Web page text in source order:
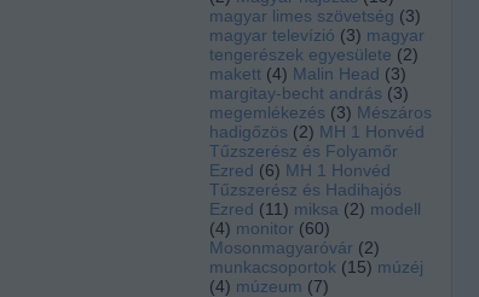
magyar limes szövetség (3)
magyar televízió (3) magyar
tengerészek egyesülete (2)
makett (4) Malin Head (3)
margitay-becht andrás (3)
megemlékezés (3) Mészáros
hadigőzös (2) MH 1 Honvéd
Tűzszerész és Folyamőr
Ezred (6) MH 1 Honvéd
Tűzszerész és Hadihajós
Ezred (11) miksa (2) modell
(4) monitor (60)
Mosonmagyaróvár (2)
munkacsoportok (15) múzéj
(4) múzeum (7)